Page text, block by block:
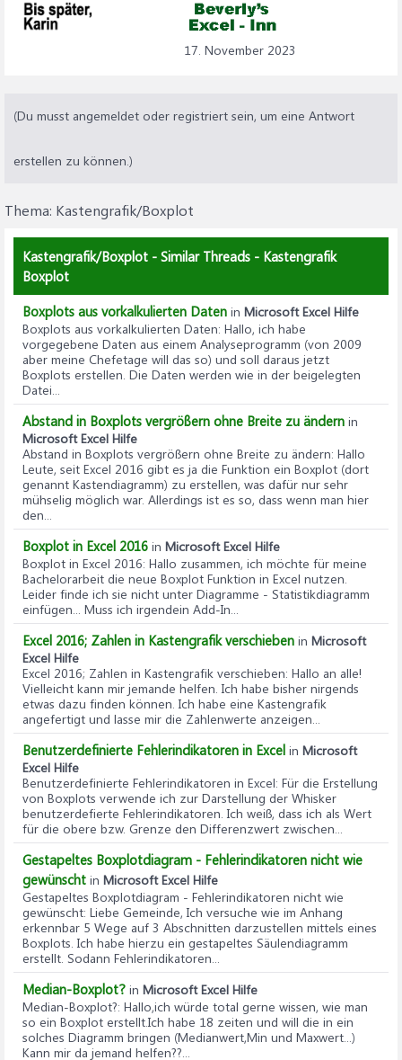
17. November 2023
(Du musst angemeldet oder registriert sein, um eine Antwort
erstellen zu können.)
Thema: Kastengrafik/Boxplot
Kastengrafik/Boxplot - Similar Threads - Kastengrafik
Boxplot
Boxplots aus vorkalkulierten Daten in Microsoft Excel Hilfe
Boxplots aus vorkalkulierten Daten: Hallo, ich habe
vorgegebene Daten aus einem Analyseprogramm (von 2009
aber meine Chefetage will das so) und soll daraus jetzt
Boxplots erstellen. Die Daten werden wie in der beigelegten
Datei...
Abstand in Boxplots vergrößern ohne Breite zu ändern in
Microsoft Excel Hilfe
Abstand in Boxplots vergrößern ohne Breite zu ändern: Hallo
Leute, seit Excel 2016 gibt es ja die Funktion ein Boxplot (dort
genannt Kastendiagramm) zu erstellen, was dafür nur sehr
mühselig möglich war. Allerdings ist es so, dass wenn man hier
den...
Boxplot in Excel 2016 in Microsoft Excel Hilfe
Boxplot in Excel 2016: Hallo zusammen, ich möchte für meine
Bachelorarbeit die neue Boxplot Funktion in Excel nutzen.
Leider finde ich sie nicht unter Diagramme - Statistikdiagramm
einfügen... Muss ich irgendein Add-In...
Excel 2016; Zahlen in Kastengrafik verschieben in Microsoft
Excel Hilfe
Excel 2016; Zahlen in Kastengrafik verschieben: Hallo an alle!
Vielleicht kann mir jemande helfen. Ich habe bisher nirgends
etwas dazu finden können. Ich habe eine Kastengrafik
angefertigt und lasse mir die Zahlenwerte anzeigen...
Benutzerdefinierte Fehlerindikatoren in Excel in Microsoft
Excel Hilfe
Benutzerdefinierte Fehlerindikatoren in Excel: Für die Erstellung
von Boxplots verwende ich zur Darstellung der Whisker
benutzerdefierte Fehlerindikatoren. Ich weiß, dass ich als Wert
für die obere bzw. Grenze den Differenzwert zwischen...
Gestapeltes Boxplotdiagram - Fehlerindikatoren nicht wie
gewünscht in Microsoft Excel Hilfe
Gestapeltes Boxplotdiagram - Fehlerindikatoren nicht wie
gewünscht: Liebe Gemeinde, Ich versuche wie im Anhang
erkennbar 5 Wege auf 3 Abschnitten darzustellen mittels eines
Boxplots. Ich habe hierzu ein gestapeltes Säulendiagramm
erstellt. Sodann Fehlerindikatoren...
Median-Boxplot? in Microsoft Excel Hilfe
Median-Boxplot?: Hallo,ich würde total gerne wissen, wie man
so ein Boxplot erstellt.Ich habe 18 zeiten und will die in ein
solches Diagramm bringen (Medianwert,Min und Maxwert...)
Kann mir da jemand helfen??...